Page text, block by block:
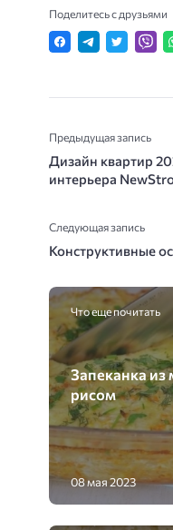
Поделитесь с друзьями
Предыдущая запись
Дизайн квартир
интерьера
Следующая запись
Конструктивные
Что еще почитать
Запеканка из
рисом
08 мая 2023